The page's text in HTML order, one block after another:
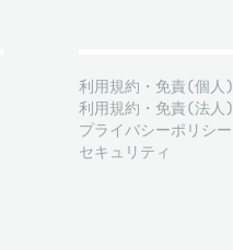
利用規約・免責(個人)
利用規約・免責(法人)
プライバシーポリシー
セキュリティ